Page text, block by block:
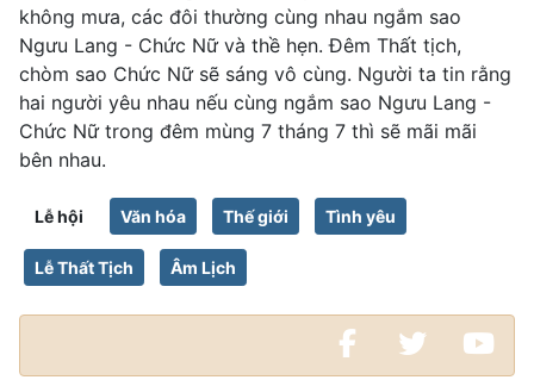
không mưa, các đôi thường cùng nhau ngắm sao
Ngưu Lang - Chức Nữ và thề hẹn. Đêm Thất tịch,
chòm sao Chức Nữ sẽ sáng vô cùng. Người ta tin rằng
hai người yêu nhau nếu cùng ngắm sao Ngưu Lang -
Chức Nữ trong đêm mùng 7 tháng 7 thì sẽ mãi mãi
bên nhau.
Lễ hội Văn hóa Thế giới Tình yêu
Lễ Thất Tịch Âm Lịch